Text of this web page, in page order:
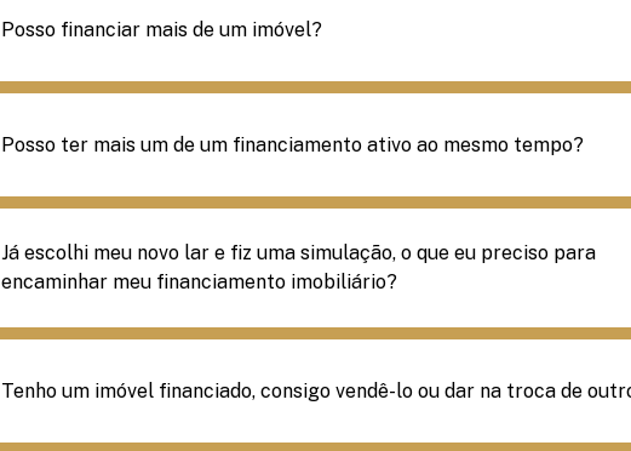
Posso financiar mais de um imóvel?
Posso ter mais um de um financiamento ativo ao mesmo tempo?
Já escolhi meu novo lar e fiz uma simulação, o que eu preciso para
encaminhar meu financiamento imobiliário?
Tenho um imóvel financiado, consigo vendê-lo ou dar na troca de